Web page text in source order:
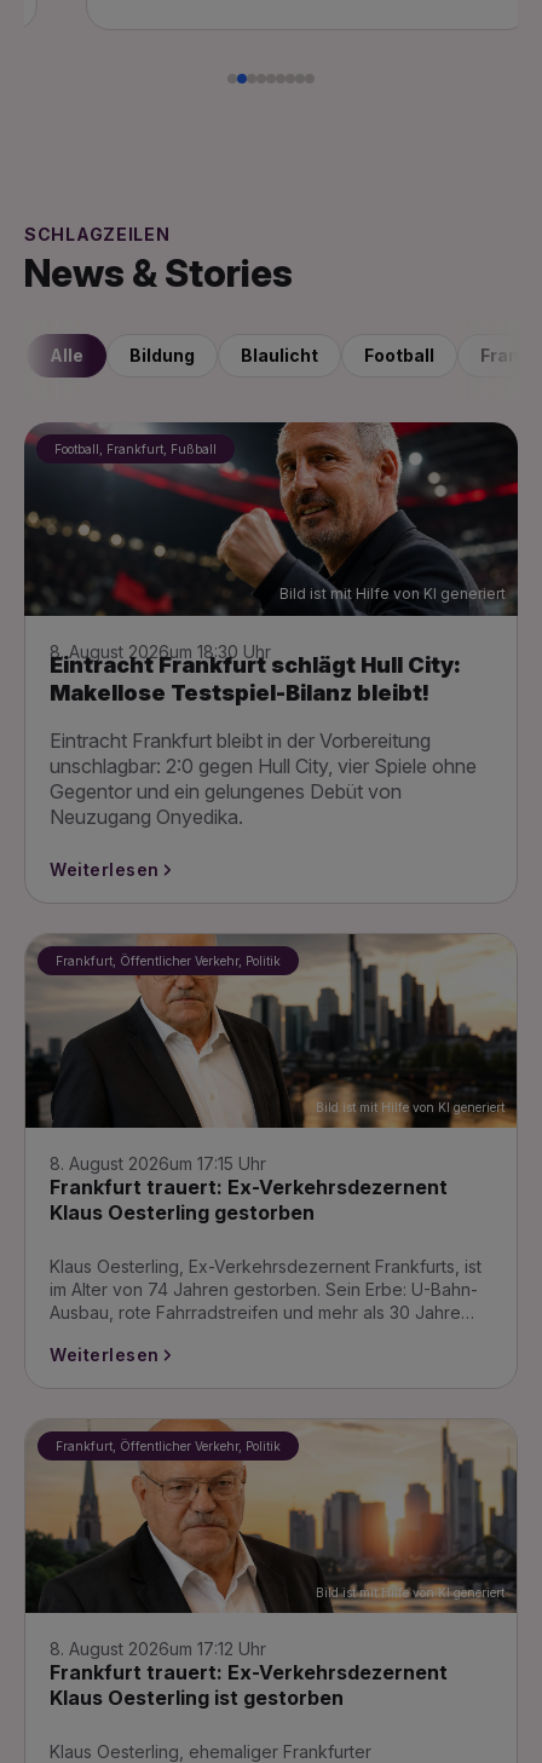
SCHLAGZEILEN
News & Stories
Alle Bildung Blaulicht Football
Football, Frankfurt, Fußball
Bild ist mit Hilfe von KI generiert
8. August 2026um 18:30 Uhr
Eintracht Frankfurt schlägt Hull City:
Makellose Testspiel-Bilanz bleibt!
Eintracht Frankfurt bleibt in der Vorbereitung
unschlagbar: 2:0 gegen Hull City, vier Spiele ohne
Gegentor und ein gelungenes Debüt von
Neuzugang Onyedika.
Weiterlesen
Frankfurt, Öffentlicher Verkehr, Politik
Bild ist mit Hilfe von KI generiert
8. August 2026um 17:15 Uhr
Frankfurt trauert: Ex-Verkehrsdezernent
Klaus Oesterling gestorben
Klaus Oesterling, Ex-Verkehrsdezernent Frankfurts, ist
im Alter von 74 Jahren gestorben. Sein Erbe: U-Bahn-
Ausbau, rote Fahrradstreifen und mehr als 30 Jahre…
Weiterlesen
Frankfurt, Öffentlicher Verkehr, Politik
Bild ist mit Hilfe von KI generiert
8. August 2026um 17:12 Uhr
Frankfurt trauert: Ex-Verkehrsdezernent
Klaus Oesterling ist gestorben
Klaus Oesterling, ehemaliger Frankfurter